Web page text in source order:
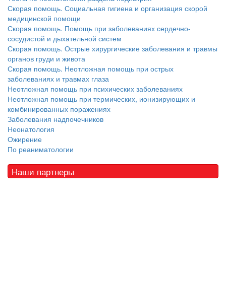
Скорая помощь. Социальная гигиена и организация скорой
медицинской помощи
Скорая помощь. Помощь при заболеваниях сердечно-
сосудистой и дыхательной систем
Скорая помощь. Острые хирургические заболевания и травмы
органов груди и живота
Скорая помощь. Неотложная помощь при острых
заболеваниях и травмах глаза
Неотложная помощь при психических заболеваниях
Неотложная помощь при термических, ионизирующих и
комбинированных поражениях
Заболевания надпочечников
Неонатология
Ожирение
По реаниматологии
Наши партнеры